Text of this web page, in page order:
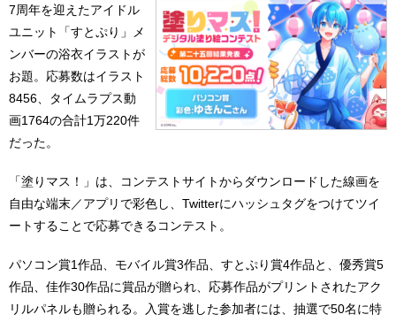
7周年を迎えたアイドル
ユニット「すとぷり」メ
ンバーの浴衣イラストが
お題。応募数はイラスト
8456、タイムラプス動
画1764の合計1万220件
だった。
「塗りマス！」は、コンテストサイトからダウンロードした線画を
自由な端末／アプリで彩色し、Twitterにハッシュタグをつけてツイ
ートすることで応募できるコンテスト。
パソコン賞1作品、モバイル賞3作品、すとぷり賞4作品と、優秀賞5
作品、佳作30作品に賞品が贈られ、応募作品がプリントされたアク
リルパネルも贈られる。入賞を逃した参加者には、抽選で50名に特